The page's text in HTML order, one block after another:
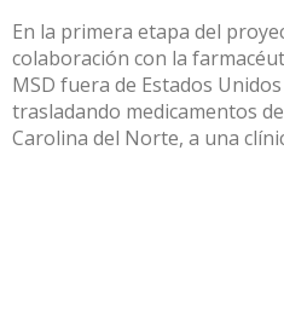
En la primera etapa del
colaboración con la
MSD fuera de Estados
trasladando medicamentos
Carolina del Norte, a una